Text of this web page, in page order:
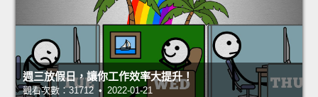
週三放假日，讓你工作效率大提升！
觀看次數：31712 • 2022-01-21